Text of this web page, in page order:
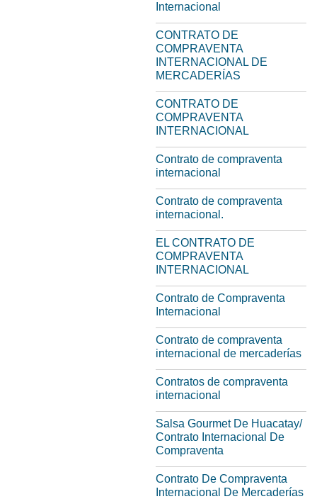
Internacional
CONTRATO DE
COMPRAVENTA
INTERNACIONAL DE
MERCADERÍAS
CONTRATO DE
COMPRAVENTA
INTERNACIONAL
Contrato de compraventa
internacional
Contrato de compraventa
internacional.
EL CONTRATO DE
COMPRAVENTA
INTERNACIONAL
Contrato de Compraventa
Internacional
Contrato de compraventa
internacional de mercaderías
Contratos de compraventa
internacional
Salsa Gourmet De Huacatay/
Contrato Internacional De
Compraventa
Contrato De Compraventa
Internacional De Mercaderías